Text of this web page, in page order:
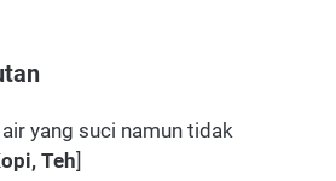
yang suci namun tidak
Teh]